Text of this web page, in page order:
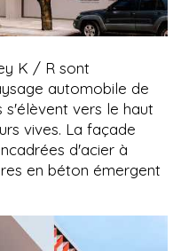
K / R sont
automobile de
s'élèvent vers le haut
vives. La façade
d'acier à
en béton émergent